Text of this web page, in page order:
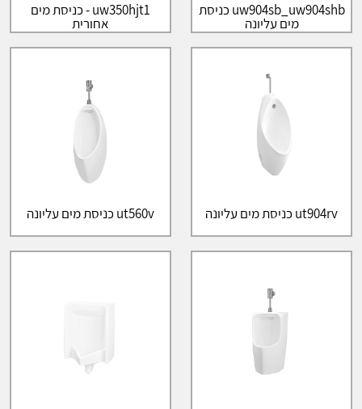
uw904sb_uw904shb כניסת
מים עליונה
uw350hjt1 - כניסת מים
אחורית
ut904rv כניסת מים עליונה ut560v כניסת מים עליונה